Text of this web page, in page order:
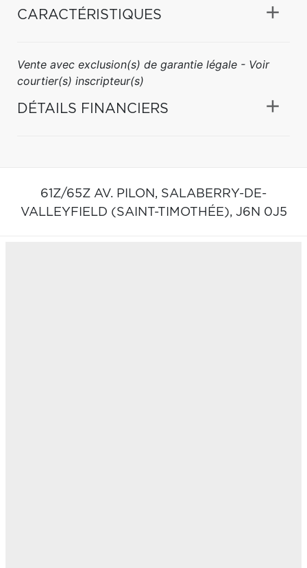
CARACTÉRISTIQUES
Vente avec exclusion(s) de garantie légale - Voir
courtier(s) inscripteur(s)
DÉTAILS FINANCIERS
61Z/65Z AV. PILON, SALABERRY-DE-
VALLEYFIELD (SAINT-TIMOTHÉE), J6N 0J5